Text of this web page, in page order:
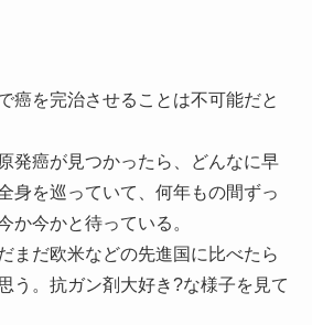
癌を完治させることは不可能だと
発癌が見つかったら、どんなに早
身を巡っていて、何年もの間ずっ
か今かと待っている。
まだ欧米などの先進国に比べたら
う。抗ガン剤大好き?な様子を見て